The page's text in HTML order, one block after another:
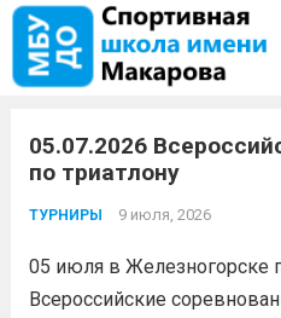
05.07.2026
по триатлону
ТУРНИРЫ 9 июля, 2026
05 июля в Железногорске
Всероссийские